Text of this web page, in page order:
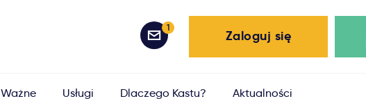
Zaloguj się
1
Ważne Usługi Dlaczego Kastu? Aktualności